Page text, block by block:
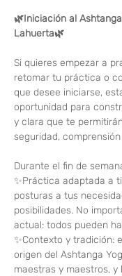
🌿Iniciación al
Lahuerta🌿
Si quieres empezar a
retomar tu práctica o
que desee iniciarse,
oportunidad para
y clara que te
seguridad,
Durante el fin de
✨Práctica adaptada a
posturas a tus
posibilidades. No
actual: todos pueden
✨Contexto y tradición:
origen del Ashtanga
maestras y maestros, y